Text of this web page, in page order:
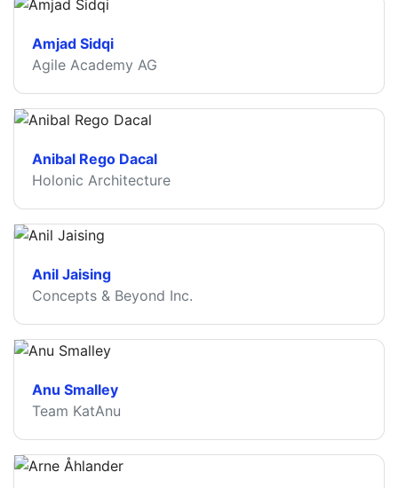
Amjad Sidqi
Agile Academy AG
Anibal Rego Dacal
Holonic Architecture
Anil Jaising
Concepts & Beyond Inc.
Anu Smalley
Team KatAnu